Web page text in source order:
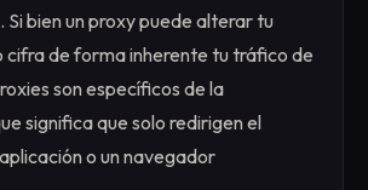
Si bien un proxy puede alterar tu
cifra de forma inherente tu tráfico de
son específicos de la
significa que solo redirigen el
o un navegador